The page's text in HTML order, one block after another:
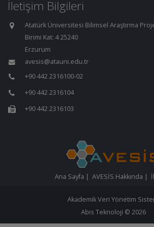
İletişim Bilgileri
Atatürk Üniversitesi Bilimsel Araştırma
Birimi Kat: 4 25240
Erzurum
avesis@atauni.edu.tr
+90 442 2316100-02
+90 442 2316104
+90 442 2316103
Ana Sayfa | AVESİS Hakkında |
Akademik Veri Yönetim
Abis Teknoloji © 2026